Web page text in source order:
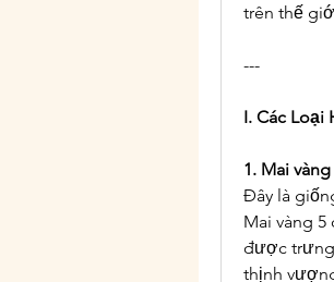
trên thế
---
I. Các Loại
1. Mai
Đây là
Mai vàng
được
thịnh